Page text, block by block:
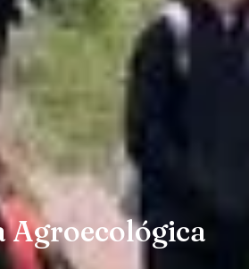
Agroecológica